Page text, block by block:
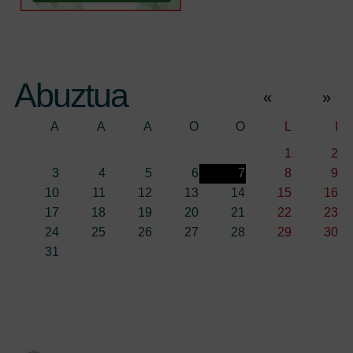
Abuztua « »
A A A O O
1
2
3
4 5 6 7 8
9
10
11 12 13 14 15
16
17
18 19 20 21 22
23
24
25 26 27 28 29
30
31